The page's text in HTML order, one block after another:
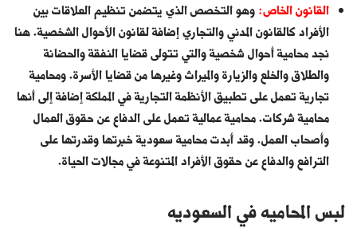
القانون الخاص:وهو التخصص الذي يتضمن تنظيم العلاقات بين
الأفراد كالقانون المدني والتجاري إضافة لقانون الأحوال الشخصية. هنا
نجد محامية أحوال شخصية والتي تتولى قضايا النفقة والحضانة
والطلاق والخلع والزيارة والميراث وغيرها من قضايا الأسرة. ومحامية
تجارية تعمل على تطبيق الأنظمة التجارية في المملكة إضافة إلى أنها
محامية شركات. محامية عمالية تعمل على الدفاع عن حقوق العمال
وأصحاب العمل. وقد أبدت محامية سعودية خبرتها وقدرتها على
الترافع والدفاع عن حقوق الأفراد المتنوعة في مجالات الحياة.
لبس المحاميه في السعوديه